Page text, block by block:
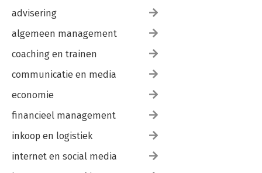
advisering
algemeen management
coaching en trainen
communicatie en media
economie
financieel management
inkoop en logistiek
internet en social media